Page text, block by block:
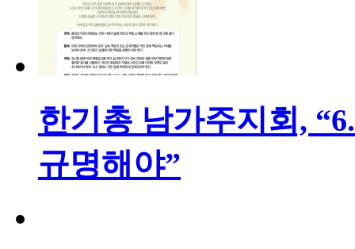
한기총 남가주지회,
규명해야”